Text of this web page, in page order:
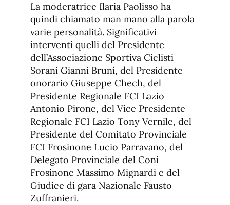
La moderatrice Ilaria Paolisso ha
quindi chiamato man mano alla parola
varie personalità. Significativi
interventi quelli del Presidente
dell’Associazione Sportiva Ciclisti
Sorani Gianni Bruni, del Presidente
onorario Giuseppe Chech, del
Presidente Regionale FCI Lazio
Antonio Pirone, del Vice Presidente
Regionale FCI Lazio Tony Vernile, del
Presidente del Comitato Provinciale
FCI Frosinone Lucio Parravano, del
Delegato Provinciale del Coni
Frosinone Massimo Mignardi e del
Giudice di gara Nazionale Fausto
Zuffranieri.